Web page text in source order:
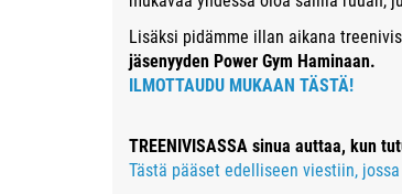
Lisäksi pidämme illan aikana
jäsenyyden Power Gym Haminaan.
ILMOTTAUDU MUKAAN TÄSTÄ!
TREENIVISASSA sinua auttaa, kun
Tästä pääset edelliseen viestiin,